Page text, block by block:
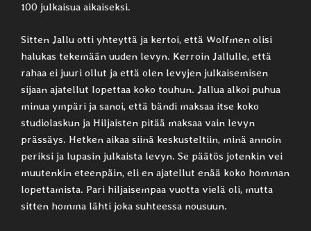
100 julkaisua aikaiseksi.
Sitten Jallu otti yhteyttä ja kertoi, että Wolfmen olisi
halukas tekemään uuden levyn. Kerroin Jallulle, että
rahaa ei juuri ollut ja että olen levyjen julkaisemisen
sijaan ajatellut lopettaa koko touhun. Jallua alkoi puhua
minua ympäri ja sanoi, että bändi maksaa itse koko
studiolaskun ja Hiljaisten pitää maksaa vain levyn
prässäys. Hetken aikaa siinä keskusteltiin, minä annoin
periksi ja lupasin julkaista levyn. Se päätös jotenkin vei
muutenkin eteenpäin, eli en ajatellut enää koko homman
lopettamista. Pari hiljaisempaa vuotta vielä oli, mutta
sitten homma lähti joka suhteessa nousuun.